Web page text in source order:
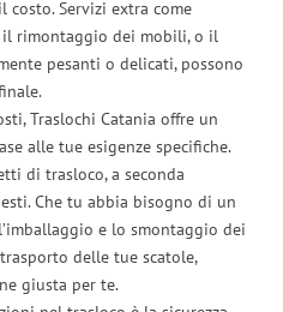
Servizi extra come
il rimontaggio dei mobili, o il
pesanti o delicati, possono
Traslochi Catania offre un
alle tue esigenze specifiche.
di trasloco, a seconda
Che tu abbia bisogno di un
e lo smontaggio dei
delle tue scatole,
giusta per te.